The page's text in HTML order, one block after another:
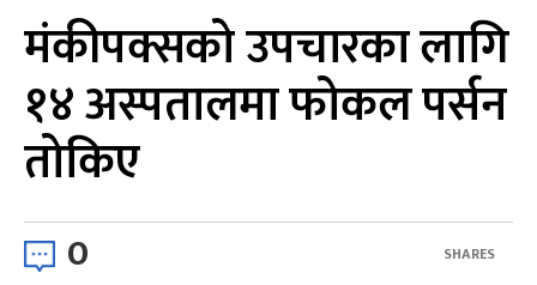
मंकीपक्सको उपचारका लागि
१४ अस्पतालमा फोकल पर्सन
तोकिए
0 SHARES